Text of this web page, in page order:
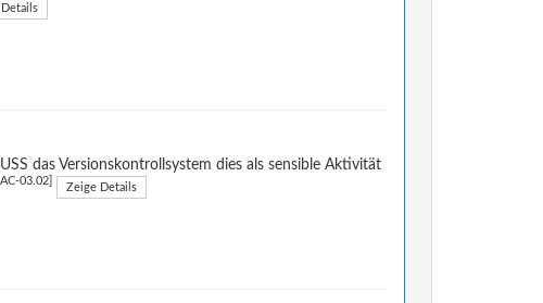
das Versionskontrollsystem dies als sensible Aktivität
03.02] Zeige Details